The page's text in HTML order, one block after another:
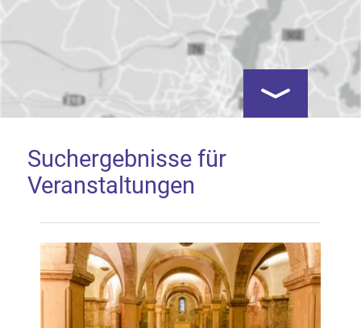
Google Map laden
Mit dem Laden der Karte akzeptieren Sie, dass die
Anwendung Google Maps beim Aktivieren von
Inhalten Cookies auf Ihrem Gerät setzt, z.B. zwecks
Kartenansicht
Suchergebnisse für
Veranstaltungen